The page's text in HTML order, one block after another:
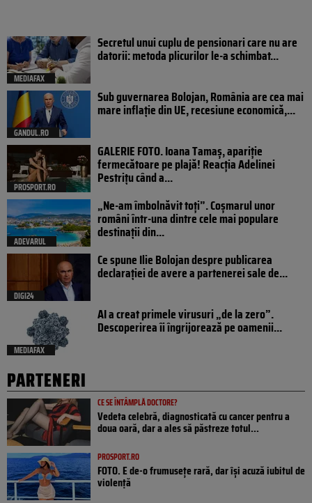
MEDIAFAX
Secretul unui cuplu de pensionari care nu are
datorii: metoda plicurilor le-a schimbat...
GANDUL.RO
Sub guvernarea Bolojan, România are cea mai
mare inflație din UE, recesiune economică,...
PROSPORT.RO
GALERIE FOTO. Ioana Tamaş, apariție
fermecătoare pe plajă! Reacția Adelinei
Pestrițu când a...
ADEVARUL
„Ne-am îmbolnăvit toți”. Coșmarul unor
români într-una dintre cele mai populare
destinații din...
DIGI24
Ce spune Ilie Bolojan despre publicarea
declarației de avere a partenerei sale de...
MEDIAFAX
AI a creat primele virusuri „de la zero”.
Descoperirea îi îngrijorează pe oamenii...
PARTENERI
CE SE ÎNTÂMPLĂ DOCTORE?
Vedeta celebră, diagnosticată cu cancer pentru a
doua oară, dar a ales să păstreze totul...
PROSPORT.RO
FOTO. E de-o frumusețe rară, dar își acuză iubitul de
violență